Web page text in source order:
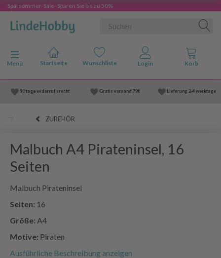
Spätsommer-Sale- Sparen Sie bis zu 50%
Anzeige ändern
Menü
90 tage widerruf srecht Gratis versand 79€ Lieferung 2-4 werktage
ZUBEHÖR
Malbuch A4 Pirateninsel, 16
Seiten
Malbuch Pirateninsel
Seiten: 16
Größe: A4
Motive: Piraten
Ausführliche Beschreibung anzeigen